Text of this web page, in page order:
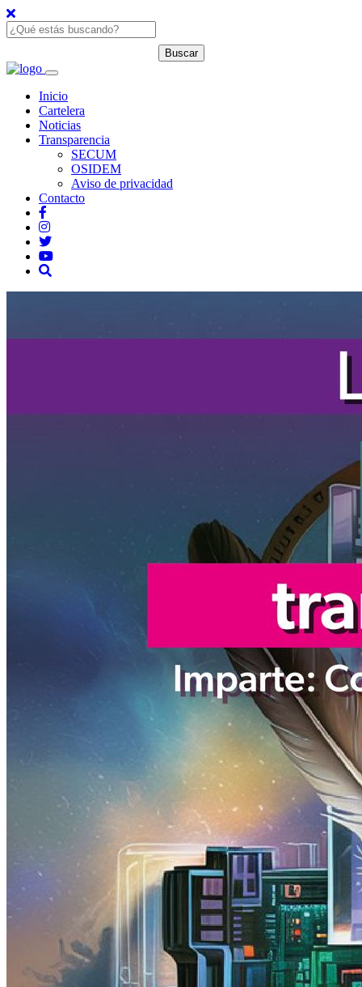
Inicio
Cartelera
Noticias
Transparencia
SECUM
OSIDEM
Aviso de privacidad
Contacto